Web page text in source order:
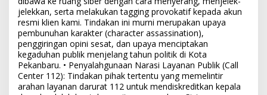
jelekkan, serta melakukan tagging provokatif kepada akun
resmi klien kami. Tindakan ini murni merupakan upaya
pembunuhan karakter (character assassination),
penggiringan opini sesat, dan upaya menciptakan
kegaduhan publik menjelang tahun politik di Kota
Pekanbaru. • Penyalahgunaan Narasi Layanan Publik (Call
Center 112): Tindakan pihak tertentu yang memelintir
arahan layanan darurat 112 untuk mendiskreditkan kepala